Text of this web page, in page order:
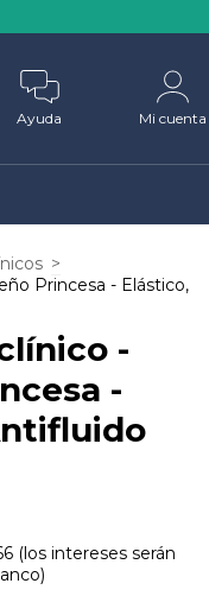
Ayuda Mi cuenta
>
Princesa - Elástico,
-
-
(los intereses serán